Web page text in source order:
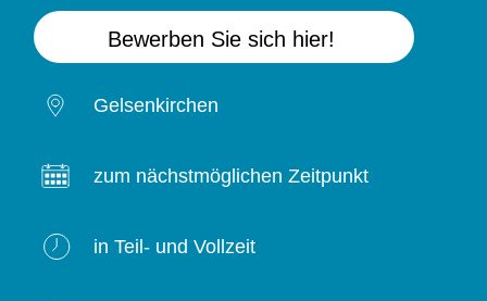
Bewerben Sie sich hier!
Gelsenkirchen
zum nächstmöglichen Zeitpunkt
in Teil- und Vollzeit